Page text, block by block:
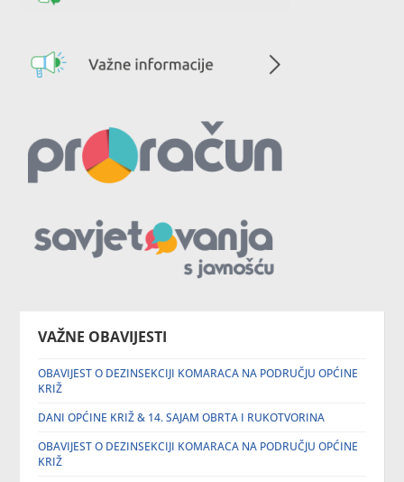
VAŽNE OBAVIJESTI
OBAVIJEST O DEZINSEKCIJI KOMARACA NA PODRUČJU OPĆINE
KRIŽ
DANI OPĆINE KRIŽ & 14. SAJAM OBRTA I RUKOTVORINA
OBAVIJEST O DEZINSEKCIJI KOMARACA NA PODRUČJU OPĆINE
KRIŽ